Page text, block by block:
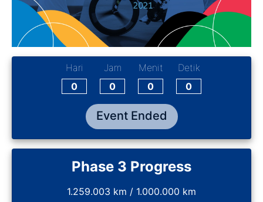
Hari Jam Menit
Detik
0
0 0 0
Event Ended
Phase 3 Progress
1.259.003 km / 1.000.000 km